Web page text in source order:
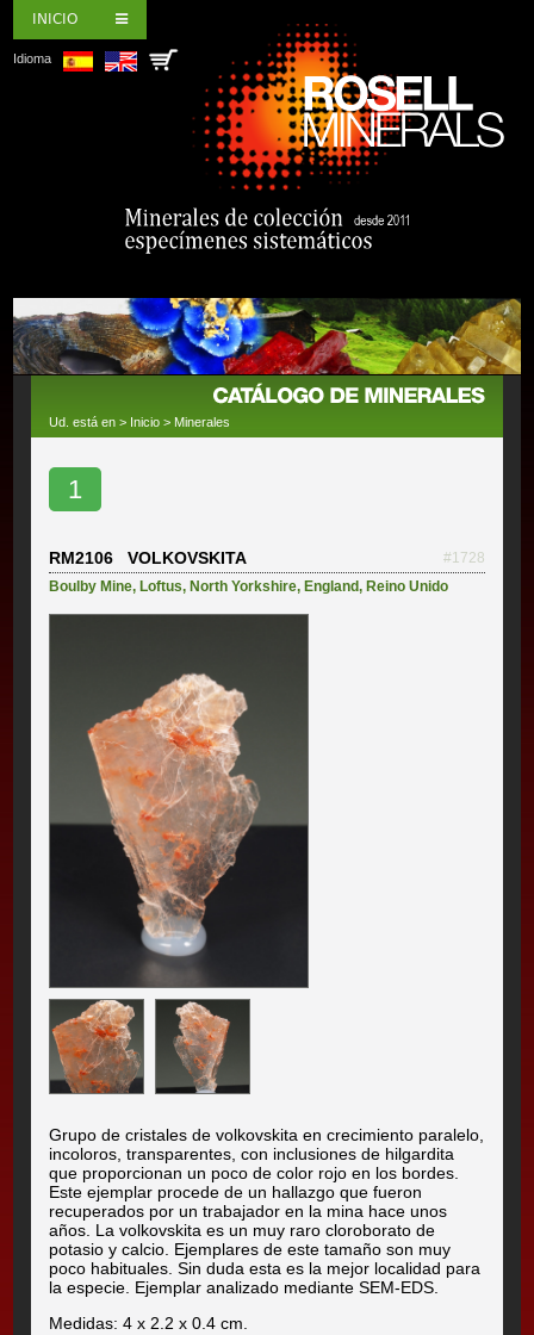
INICIO
Idioma
Ud. está en > Inicio > Minerales
1
RM2106 VOLKOVSKITA
#1728
Boulby Mine, Loftus, North Yorkshire, England, Reino Unido
Grupo de cristales de volkovskita en crecimiento paralelo,
incoloros, transparentes, con inclusiones de hilgardita
que proporcionan un poco de color rojo en los bordes.
Este ejemplar procede de un hallazgo que fueron
recuperados por un trabajador en la mina hace unos
años. La volkovskita es un muy raro cloroborato de
potasio y calcio. Ejemplares de este tamaño son muy
poco habituales. Sin duda esta es la mejor localidad para
la especie. Ejemplar analizado mediante SEM-EDS.
Medidas: 4 x 2.2 x 0.4 cm.